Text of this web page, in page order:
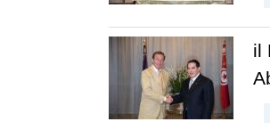
il